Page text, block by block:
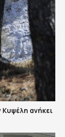
ανήκει